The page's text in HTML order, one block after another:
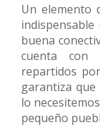
Un elemento
buena
cuenta con
repartidos
garantiza
lo
pequeño